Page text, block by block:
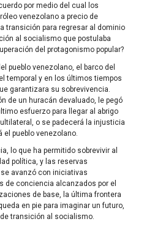
por medio del cual los
venezolano a precio de
transición para regresar al dominio
al socialismo que postulaba
del protagonismo popular?
pueblo venezolano, el barco del
temporal y en los últimos tiempos
garantizara su sobrevivencia.
de un huracán devaluado, le pegó
esfuerzo para llegar al abrigo
o se padecerá la injusticia
el pueblo venezolano.
lo que ha permitido sobrevivir al
política, y las reservas
avanzó con iniciativas
de conciencia alcanzados por el
de base, la última frontera
en pie para imaginar un futuro,
transición al socialismo.